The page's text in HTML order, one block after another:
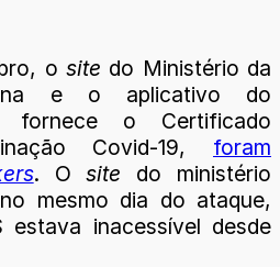
o site do Ministério da
e o aplicativo do
fornece o Certificado
Covid-19, foram
. Osite do ministério
mesmo dia do ataque,
estava inacessível desde